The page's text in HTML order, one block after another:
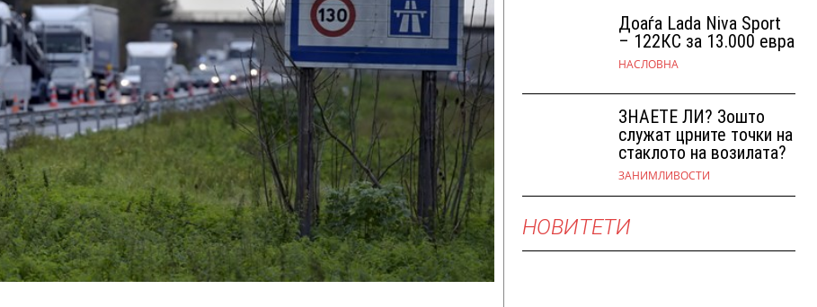
Доаѓа Lada Niva Sport
– 122КС за 13.000 евра
НАСЛОВНА
ЗНАЕТЕ ЛИ? Зошто
служат црните точки на
стаклото на возилата?
ЗАНИМЛИВОСТИ
НОВИТЕТИ